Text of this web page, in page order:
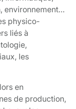
environnement…
physico-
liés à
les
en
de production,